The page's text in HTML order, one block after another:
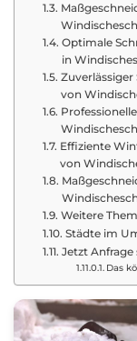
Optimale
in
von
Effiziente
von
Weitere
Städte im
Jetzt Anfrage
Das